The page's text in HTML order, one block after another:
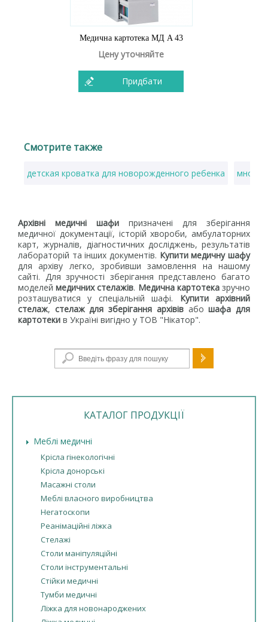
Медична картотека МД A 43
Цену уточняйте
Придбати
Смотрите также
детская кроватка для новорожденного ребенка
Архівні медичні шафи призначені для зберігання
медичної документації, історій хвороби, амбулаторних
карт, журналів, діагностичних досліджень, результатів
лабораторій та інших документів. Купити медичну шафу
для архіву легко, зробивши замовлення на нашому
сайті. Для зручності зберігання представлено багато
моделеймедичних стелажів. Медична картотеказручно
розташуватися у спеціальній шафі. Купити архівний
стелаж, стелаж для зберігання архівівабошафа для
картотеки в Україні вигідно у ТОВ "Нікатор".
Пошукова форма
КАТАЛОГ ПРОДУКЦІЇ
Меблі медичні
Крісла гінекологічні
Крісла донорські
Масажні столи
Меблі власного виробництва
Негатоскопи
Реанімаційні ліжка
Стелажі
Столи маніпуляційні
Столи інструментальні
Стійки медичні
Тумби медичні
Ліжка для новонароджених